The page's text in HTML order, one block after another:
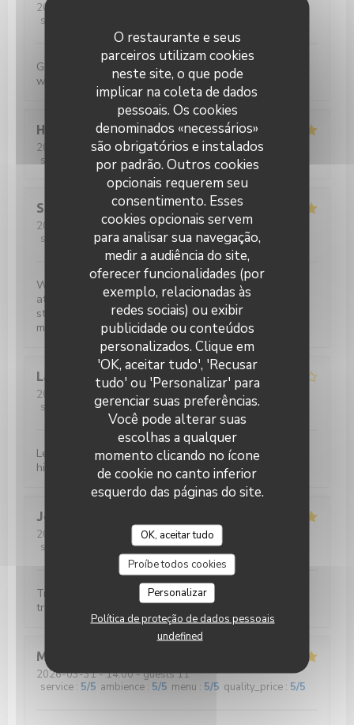
O restaurante e seus
parceiros utilizam cookies
neste site, o que pode
implicar na coleta de dados
pessoais. Os cookies
denominados «necessários»
são obrigatórios e instalados
por padrão. Outros cookies
opcionais requerem seu
consentimento. Esses
cookies opcionais servem
para analisar sua navegação,
medir a audiência do site,
oferecer funcionalidades (por
exemplo, relacionadas às
redes sociais) ou exibir
publicidade ou conteúdos
personalizados. Clique em
'OK, aceitar tudo', 'Recusar
tudo' ou 'Personalizar' para
gerenciar suas preferências.
Você pode alterar suas
escolhas a qualquer
momento clicando no ícone
de cookie no canto inferior
esquerdo das páginas do site.
OK, aceitar tudo
Proíbe todos cookies
Personalizar
Política de proteção de dados pessoais
undefined
2026-04-15
service
Great choice of Food and wine. The food is always
well prepared and served with invitingly good style
Heleen
2026-04-09- 19:00 - guests 18
service
ambience:5/5 menu: 5 /5 quality_price
Stefaan
2026-04-10
- 20:00 - guests 3
service
/5 ambience:5/5 menu:5/5 quality_price
We had the Wagyu which was excellent, overall
atmosphere in the restaurant was really nice, and the
staff was attentif and very friendly. You pay a little
more but it's well worth it.
Laurie
2026-04-11
- 20:15 - guests 5
service
/5 ambience: 3/5 menu : 4/5 quality_price
Les plats sont bons, les cocktails aussi mais le service
hier soir n’a pas été à la hauteur.
Jérôme
2026-04-09
- 13:00 - guests 10
service
ambience:5/5 menu:5/5
Très bon restaurant ! Plats bien présentés. Personnel
très agréable.
Mark
2026-03-31- 14:00 - guests 11
service : 5/5 ambience : 5/5 menu : 5/5 quality_price : 5/5